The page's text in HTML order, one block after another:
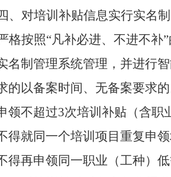
、对培训补贴信息实行实名
格按照“凡补必进、不进不补”
名制管理系统管理，并进行
的以备案时间、无备案要求
领不超过3次培训补贴（含职
得就同一个培训项目重复申
得再申领同一职业（工种）